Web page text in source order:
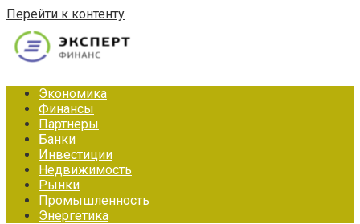
Перейти к контенту
Экономика
Финансы
Партнеры
Банки
Инвестиции
Недвижимость
Рынки
Промышленность
Энергетика